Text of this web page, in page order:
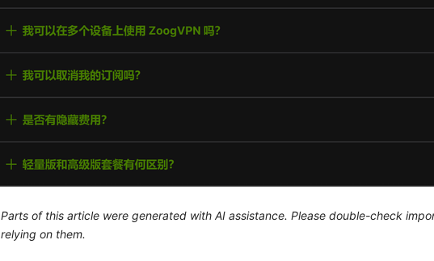
Parts of this article were generated with AI assistance. Please double-check
relying on them.